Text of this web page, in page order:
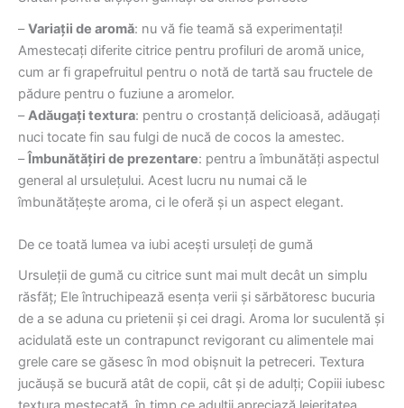
–Variații de aromă: nu vă fie teamă să experimentați!
Amestecați diferite citrice pentru profiluri de aromă unice,
cum ar fi grapefruitul pentru o notă de tartă sau fructele de
pădure pentru o fuziune a aromelor.
–Adăugați textura: pentru o crostanță delicioasă, adăugați
nuci tocate fin sau fulgi de nucă de cocos la amestec.
–Îmbunătățiri de prezentare: pentru a îmbunătăți aspectul
general al ursulețului. Acest lucru nu numai că le
îmbunătățește aroma, ci le oferă și un aspect elegant.
De ce toată lumea va iubi acești ursuleți de gumă
Ursuleții de gumă cu citrice sunt mai mult decât un simplu
răsfăț; Ele întruchipează esența verii și sărbătoresc bucuria
de a se aduna cu prietenii și cei dragi. Aroma lor suculentă și
acidulată este un contrapunct revigorant cu alimentele mai
grele care se găsesc în mod obișnuit la petreceri. Textura
jucăușă se bucură atât de copii, cât și de adulți; Copiii iubesc